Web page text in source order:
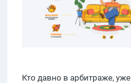
Кто давно в арбитраже,